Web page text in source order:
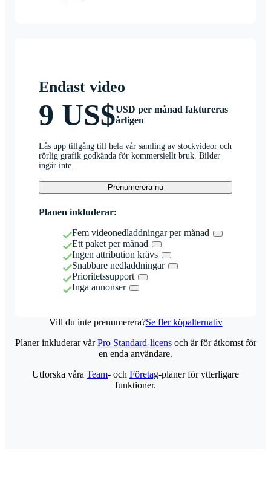
Endast video
9 US$USD per månad faktureras
årligen
Lås upp tillgång till hela vår samling av stockvideor och
rörlig grafik godkända för kommersiellt bruk. Bilder
ingår inte.
Prenumerera nu
Planen inkluderar:
Fem videonedladdningar per månad
Ett paket per månad
Ingen attribution krävs
Snabbare nedladdningar
Prioritetssupport
Inga annonser
Vill du inte prenumerera?Se fler köpalternativ
Planer inkluderar vårPro Standard-licensoch är för åtkomst för
en enda användare.
Utforska våra Team- och Företag-planer för ytterligare
funktioner.